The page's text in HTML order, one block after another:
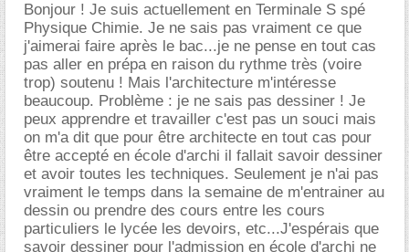
Bonjour ! Je suis actuellement en Terminale S spé
Physique Chimie. Je ne sais pas vraiment ce que
j'aimerai faire après le bac...je ne pense en tout cas
pas aller en prépa en raison du rythme très (voire
trop) soutenu ! Mais l'architecture m'intéresse
beaucoup. Problème : je ne sais pas dessiner ! Je
peux apprendre et travailler c'est pas un souci mais
on m'a dit que pour être architecte en tout cas pour
être accepté en école d'archi il fallait savoir dessiner
et avoir toutes les techniques. Seulement je n'ai pas
vraiment le temps dans la semaine de m'entrainer au
dessin ou prendre des cours entre les cours
particuliers le lycée les devoirs, etc...J'espérais que
savoir dessiner pour l'admission en école d'archi ne